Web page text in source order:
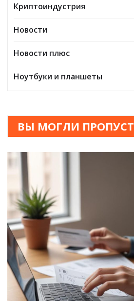
Криптоиндустрия
Новости
Новости плюс
Ноутбуки и планшеты
ВЫ МОГЛИ